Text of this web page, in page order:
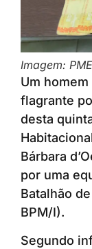
Imagem:
Um
flagrante
desta
Bárbara
por uma
Batalhão
BPM/I).
Segundo